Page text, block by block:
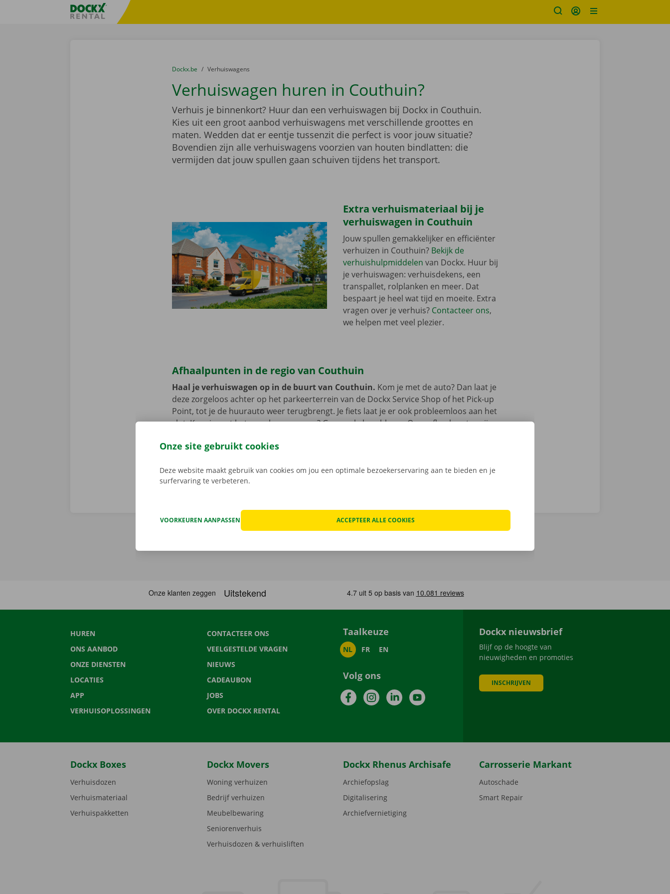
Taalselectie overslaanFratello DEMO
U bevindt zich hier:
van
Dockx.be naar
Verhuiswagens
Verhuiswagen huren in Couthuin?
Verhuis je binnenkort? Huur dan een verhuiswagen bij Dockx in Couthuin.
Kies uit een groot aanbod verhuiswagens met verschillende groottes en
maten. Wedden dat er eentje tussenzit die perfect is voor jouw situatie?
Bovendien zijn alle verhuiswagens voorzien van houten bindlatten: die
vermijden dat jouw spullen gaan schuiven tijdens het transport.
Extra verhuismateriaal bij je
verhuiswagen in Couthuin
Jouw spullen gemakkelijker en efficiënter
verhuizen in Couthuin? Bekijk de
verhuishulpmiddelen van Dockx. Huur bij
je verhuiswagen: verhuisdekens, een
transpallet, rolplanken en meer. Dat
bespaart je heel wat tijd en moeite. Extra
vragen over je verhuis? Contacteer ons,
we helpen met veel plezier.
Afhaalpunten in de regio van Couthuin
Haal je verhuiswagen op in de buurt van Couthuin. Kom je met de auto? Dan laat je
deze zorgeloos achter op het parkeerterrein van de Dockx Service Shop of het Pick-up
Point, tot je de huurauto weer terugbrengt. Je fiets laat je er ook probleemloos aan het
slot. Kom je met het openbaar vervoer? Geen enkel probleem. Onze afhaalpunten zijn
HUREN
ONS AANBOD
ONZE DIENSTEN
LOCATIES
APP
VERHUISOPLOSSINGEN
CONTACTEER ONS
VEELGESTELDE VRAGEN
NIEUWS
CADEAUBON
JOBS
OVER DOCKX RENTAL
Taalkeuze
NL FR EN
Volg ons
FacebookInstagramLinkedInYouTube
Dockx nieuwsbrief
Blijf op de hoogte van
nieuwigheden en promoties
INSCHRIJVEN
Dockx Boxes
Verhuisdozen
Verhuismateriaal
Verhuispakketten
Dockx Movers
Woning verhuizen
Bedrijf verhuizen
Meubelbewaring
Seniorenverhuis
Verhuisdozen & verhuisliften
Dockx Rhenus Archisafe
Archiefopslag
Digitalisering
Archiefvernietiging
Carrosserie Markant
Autoschade
Smart Repair
Onze site gebruikt cookies
Deze website maakt gebruik van cookies om jou een optimale bezoekerservaring aan te bieden en je
surfervaring te verbeteren.
VOORKEUREN AANPASSEN ACCEPTEER ALLE COOKIES